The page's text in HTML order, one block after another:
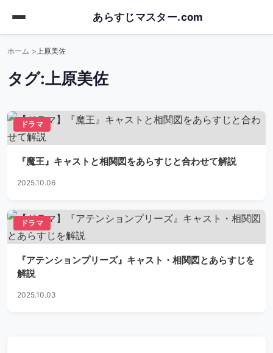
あらすじマスター.com
ホーム 上原美佐
タグ:上原美佐
ドラマ
『魔王』キャストと相関図をあらすじと合わせて解説
2025.10.06
ドラマ
『アテンションプリーズ』キャスト・相関図とあらすじを
解説
2025.10.03